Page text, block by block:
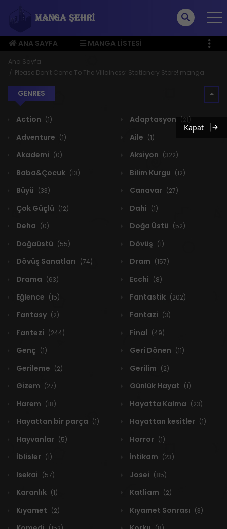
ANA SAYFA
MANGA LISTESI
ÜYE MENÜSÜ
Ana Sayfa
Please Don’t Come To The Villainess’ Stationery Store! manga
GENRES
Action (1) Adaptasyon (21)
Adventure (1) Aile (1)
Akademi (0) Aksiyon (322)
Baba&Çocuk (13) Bilim Kurgu (12)
Büyü (33) Canavar (27)
Çok Güçlü (12) Dahi (1)
Deha (0) Doğa Üstü (52)
Doğaüstü (55) Dövüş (1)
Dövüş Sanatları (74) Dram (157)
Drama (63) Ecchi (8)
Eğlence (15) Fantastik (202)
Fantasy (2) Fantazi (3)
Fantezi (244) Final (49)
Genç (1) Geri Dönen (11)
Gerileme (2) Gerilim (2)
Gizem (27) Günlük Hayat (1)
Harem (18) Hayatta Kalma (23)
Hayattan bir parça (1) Hayattan kesitler (1)
Hayvanlar (5) Horror (1)
İblisler (1) İntikam (23)
Isekai (57) Josei (85)
Karanlık (1) Katliam (2)
Kıyamet (2) Kıyamet Sonrası (3)
Kapat